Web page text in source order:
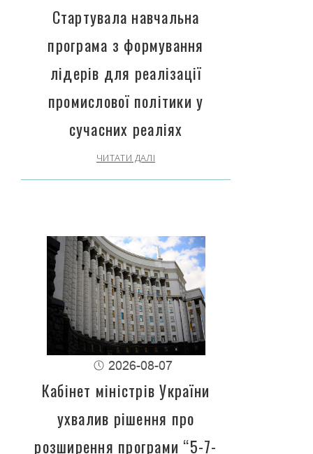
Стартувала навчальна
програма з формування
лідерів для реалізації
промислової політики у
сучасних реаліях
ЧИТАТИ ДАЛІ
2026-08-07
Кабінет міністрів України
ухвалив рішення про
розширення програми “5-7-